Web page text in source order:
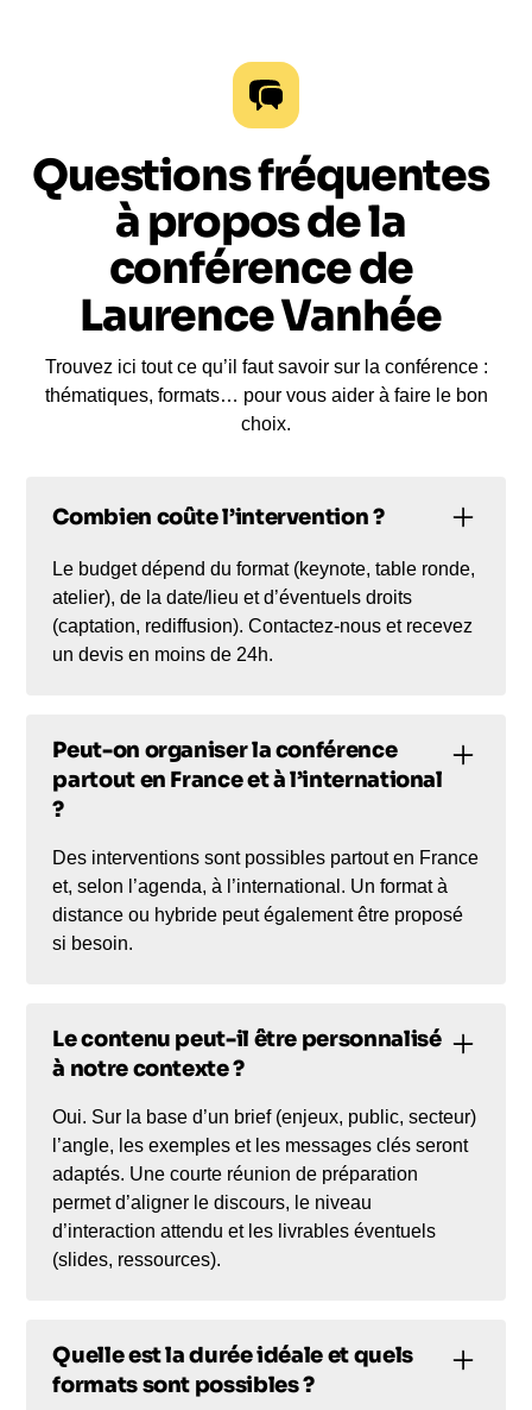
Questions fréquentes
à propos de la
conférence de
Laurence Vanhée
Trouvez ici tout ce qu’il faut savoir sur la conférence :
thématiques, formats… pour vous aider à faire le bon
choix.
Combien coûte l’intervention ?
Le budget dépend du format (keynote, table ronde,
atelier), de la date/lieu et d’éventuels droits
(captation, rediffusion). Contactez-nous et recevez
un devis en moins de 24h.
Peut-on organiser la conférence
partout en France et à l’international
?
Des interventions sont possibles partout en France
et, selon l’agenda, à l’international. Un format à
distance ou hybride peut également être proposé
si besoin.
Le contenu peut-il être personnalisé
à notre contexte ?
Oui. Sur la base d’un brief (enjeux, public, secteur)
l’angle, les exemples et les messages clés seront
adaptés. Une courte réunion de préparation
permet d’aligner le discours, le niveau
d’interaction attendu et les livrables éventuels
(slides, ressources).
Quelle est la durée idéale et quels
formats sont possibles ?